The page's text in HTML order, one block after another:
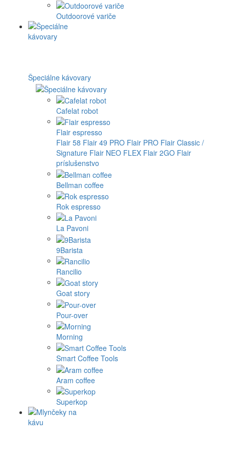
Outdoorové variče
Špeciálne kávovary
Cafelat robot
Flair espresso
Flair 58 Flair 49 PRO Flair PRO Flair Classic /
Signature Flair NEO FLEX Flair 2GO Flair
príslušenstvo
Bellman coffee
Rok espresso
La Pavoni
9Barista
Rancilio
Goat story
Pour-over
Morning
Smart Coffee Tools
Aram coffee
Superkop